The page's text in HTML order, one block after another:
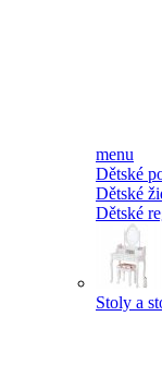
menu
Dětské
Dětské
Dětské
Stoly a